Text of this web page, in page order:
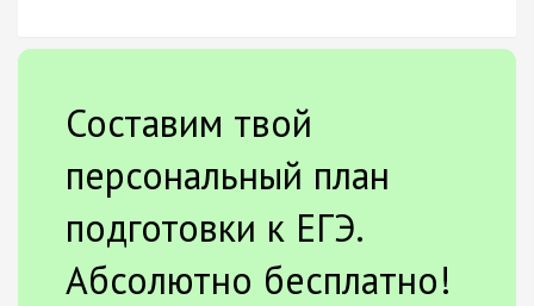
Составим твой
персональный план
подготовки к ЕГЭ.
Абсолютно бесплатно!